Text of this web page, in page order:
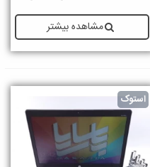
مشاهده بیشتر
استوک